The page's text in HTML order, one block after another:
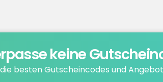
keine
besten Gutscheincodes und